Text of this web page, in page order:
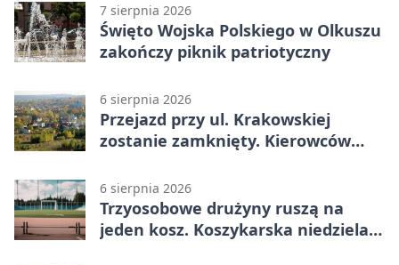
7 sierpnia 2026
Święto Wojska Polskiego w Olkuszu
zakończy piknik patriotyczny
6 sierpnia 2026
Przejazd przy ul. Krakowskiej
zostanie zamknięty. Kierowców
6 sierpnia 2026
Trzyosobowe drużyny ruszą na
jeden kosz. Koszykarska niedziela